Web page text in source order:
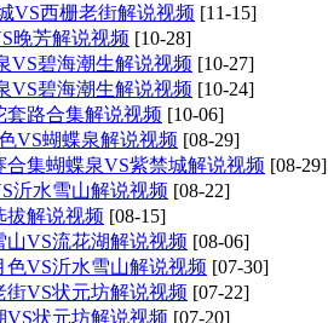
VS西栅老街解说视频 [11-15]
晚芳解说视频 [10-28]
VS碧海潮生解说视频 [10-27]
VS碧海潮生解说视频 [10-24]
套路合集解说视频 [10-06]
VS蝴蝶泉解说视频 [08-29]
合集蝴蝶泉VS紫禁城解说视频 [08-29]
沂水雪山解说视频 [08-22]
拔解说视频 [08-15]
山VS流花湖解说视频 [08-06]
色VS沂水雪山解说视频 [07-30]
街VS状元坊解说视频 [07-22]
VS状元坊解说视频 [07-20]